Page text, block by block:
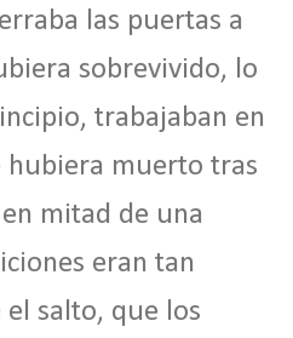
las puertas a
sobrevivido, lo
trabajaban en
hubiera muerto tras
mitad de una
eran tan
salto, que los